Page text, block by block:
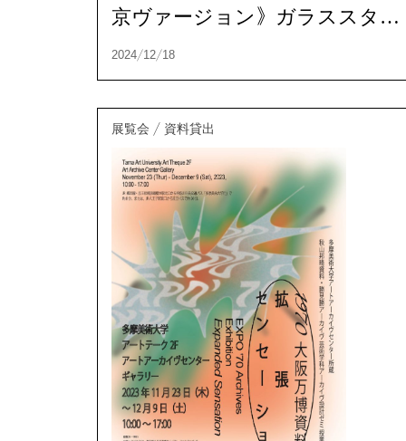
京ヴァージョン》ガラススタデ
ィ アーカイヴ展」
展覧会 / 資料貸出